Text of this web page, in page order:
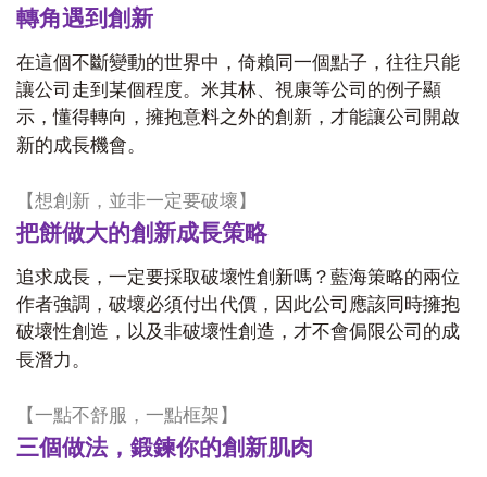
轉角遇到創新
在這個不斷變動的世界中，倚賴同一個點子，往往只能
讓公司走到某個程度。米其林、視康等公司的例子顯
示，懂得轉向，擁抱意料之外的創新，才能讓公司開啟
新的成長機會。
【想創新，並非一定要破壞】
把餅做大的創新成長策略
追求成長，一定要採取破壞性創新嗎？藍海策略的兩位
作者強調，破壞必須付出代價，因此公司應該同時擁抱
破壞性創造，以及非破壞性創造，才不會侷限公司的成
長潛力。
【一點不舒服，一點框架】
三個做法，鍛鍊你的創新肌肉